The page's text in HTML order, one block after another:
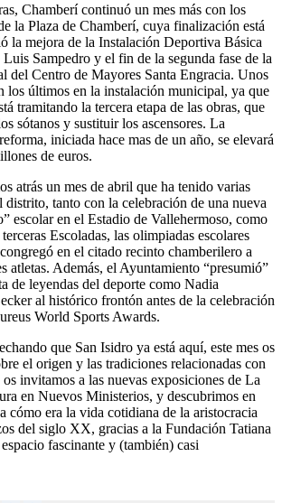
Chamberí continuó un mes más con los
la Plaza de Chamberí, cuya finalización está
la mejora de la Instalación Deportiva Básica
Luis Sampedro y el fin de la segunda fase de la
del Centro de Mayores Santa Engracia. Unos
los últimos en la instalación municipal, ya que
tramitando la tercera etapa de las obras, que
sótanos y sustituir los ascensores. La
iniciada hace mas de un año, se elevará
de euros.
atrás un mes de abril que ha tenido varias
distrito, tanto con la celebración de una nueva
escolar en el Estadio de Vallehermoso, como
Escoladas, las olimpiadas escolares
en el citado recinto chamberilero a
atletas. Además, el Ayuntamiento “presumió”
de leyendas del deporte como Nadia
al histórico frontón antes de la celebración
World Sports Awards.
que San Isidro ya está aquí, este mes os
el origen y las tradiciones relacionadas con
invitamos a las nuevas exposiciones de La
en Nuevos Ministerios, y descubrimos en
cómo era la vida cotidiana de la aristocracia
del siglo XX, gracias a la Fundación Tatiana
fascinante y (también) casi